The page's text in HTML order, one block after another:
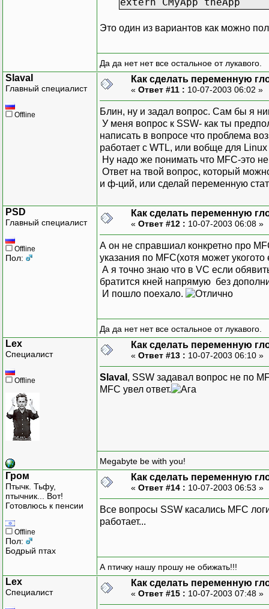
Это один из вариантов как можно
Да да нет нет все остальное от лукавого.
SlavaI
Главный специалист
Offline
Как сделать переменную
« Ответ #11 : 10-07-2003 06:02 »
Блин, ну и задал вопрос. Сам бы я
У меня вопрос к SSW- как ты
написать в вопросе что проблема
работает с WTL, или вобще для
Ну надо же понимать что MFC-это
Ответ на твой вопрос, который
и ф-ций, или сделай переменную
PSD
Главный специалист
Offline
Пол:
Как сделать переменную
« Ответ #12 : 10-07-2003 06:08 »
А он не справшиал конкретно про
указания по MFC(хотя может
А я точно знаю что в VC если
братится кней напрямую без
И пошло поехало.
Да да нет нет все остальное от лукавого.
Lex
Специалист
Offline
Как сделать переменную
« Ответ #13 : 10-07-2003 06:10 »
SlavaI , SSW задавал вопрос не по
MFC увел ответ.
Megabyte be with you!
Гром
Птычк. Тьфу,
птычник... Вот!
Готовлюсь к пенсии
Offline
Пол:
Бодрый птах
Как сделать переменную
« Ответ #14 : 10-07-2003 06:53 »
Все вопросы SSW касались MFC
работает...
А птичку нашу прошу не обижать!!!
Lex
Специалист
Как сделать переменную
« Ответ #15 : 10-07-2003 07:48 »